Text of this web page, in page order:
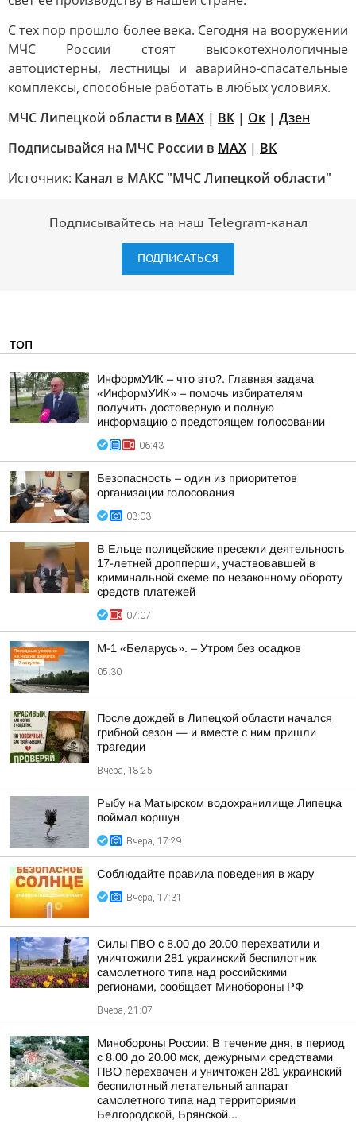
С тех пор прошло более века. Сегодня на вооружении
МЧС России стоят высокотехнологичные
автоцистерны, лестницы и аварийно-спасательные
комплексы, способные работать в любых условиях.
МЧС Липецкой области в МАХ | ВК | Ок | Дзен
Подписывайся на МЧС России в MAX | ВК
Источник: Канал в МАКС "МЧС Липецкой области"
Подписывайтесь на наш Telegram-канал
ПОДПИСАТЬСЯ
ТОП
ИнформУИК – что это?. Главная задача
«ИнформУИК» – помочь избирателям
получить достоверную и полную
информацию о предстоящем голосовании
06:43
Безопасность – один из приоритетов
организации голосования
03:03
В Ельце полицейские пресекли деятельность
17-летней дропперши, участвовавшей в
криминальной схеме по незаконному обороту
средств платежей
07:07
М-1 «Беларусь». – Утром без осадков
05:30
После дождей в Липецкой области начался
грибной сезон — и вместе с ним пришли
трагедии
Вчера, 18:25
Рыбу на Матырском водохранилище Липецка
поймал коршун
Вчера, 17:29
Соблюдайте правила поведения в жару
Вчера, 17:31
Силы ПВО с 8.00 до 20.00 перехватили и
уничтожили 281 украинский беспилотник
самолетного типа над российскими
регионами, сообщает Минобороны РФ
Вчера, 21:07
Минобороны России: В течение дня, в период
с 8.00 до 20.00 мск, дежурными средствами
ПВО перехвачен и уничтожен 281 украинский
беспилотный летательный аппарат
самолетного типа над территориями
Белгородской, Брянской...